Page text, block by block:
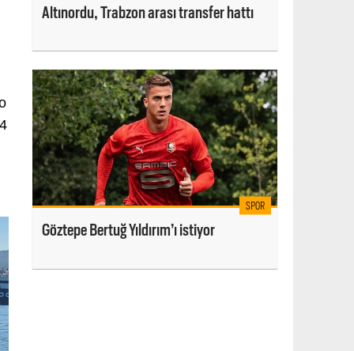
Altınordu, Trabzon arası transfer hattı
SPOR
Göztepe Bertuğ Yıldırım’ı istiyor